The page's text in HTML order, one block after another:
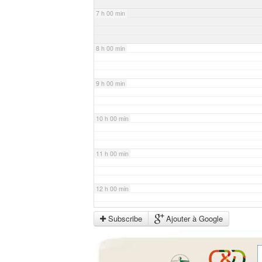
7 h 00 min
8 h 00 min
9 h 00 min
10 h 00 min
11 h 00 min
12 h 00 min
13 h 00 min
Subscribe Ajouter à Google